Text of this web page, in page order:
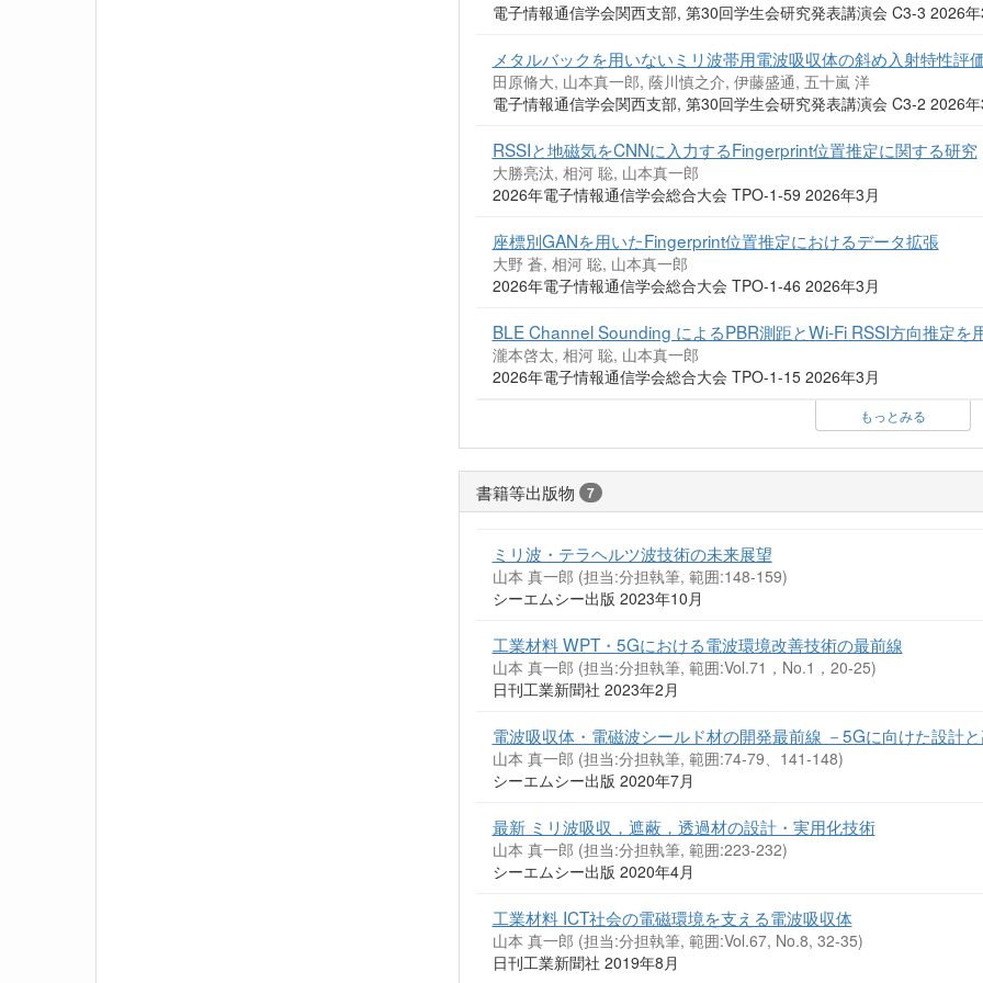
電子情報通信学会関西支部, 第30回学生会研究発表講演会 C3-3 2026年
メタルバックを用いないミリ波帯用電波吸収体の斜め入射特性評
田原脩大, 山本真一郎, 蔭川慎之介, 伊藤盛通, 五十嵐 洋
電子情報通信学会関西支部, 第30回学生会研究発表講演会 C3-2 2026年
RSSIと地磁気をCNNに入力するFingerprint位置推定に関する研究
大勝亮汰, 相河 聡, 山本真一郎
2026年電子情報通信学会総合大会 TPO-1-59 2026年3月
座標別GANを用いたFingerprint位置推定におけるデータ拡張
大野 蒼, 相河 聡, 山本真一郎
2026年電子情報通信学会総合大会 TPO-1-46 2026年3月
BLE Channel Sounding によるPBR測距とWi-Fi RSSI方向推定を
瀧本啓太, 相河 聡, 山本真一郎
2026年電子情報通信学会総合大会 TPO-1-15 2026年3月
もっとみる
書籍等出版物 7
ミリ波・テラヘルツ波技術の未来展望
山本 真一郎 (担当:分担執筆, 範囲:148-159)
シーエムシー出版 2023年10月
工業材料 WPT・5Gにおける電波環境改善技術の最前線
山本 真一郎 (担当:分担執筆, 範囲:Vol.71，No.1，20-25)
日刊工業新聞社 2023年2月
電波吸収体・電磁波シールド材の開発最前線 －5Gに向けた設計と
山本 真一郎 (担当:分担執筆, 範囲:74-79、141-148)
シーエムシー出版 2020年7月
最新 ミリ波吸収，遮蔽，透過材の設計・実用化技術
山本 真一郎 (担当:分担執筆, 範囲:223-232)
シーエムシー出版 2020年4月
工業材料 ICT社会の電磁環境を支える電波吸収体
山本 真一郎 (担当:分担執筆, 範囲:Vol.67, No.8, 32-35)
日刊工業新聞社 2019年8月